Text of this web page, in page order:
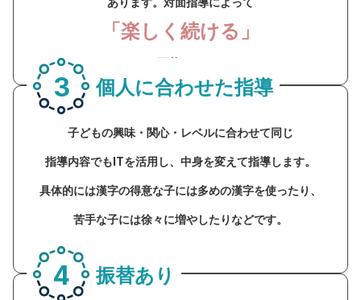
「楽しく続ける」
ことを可能にします。
3 個人に合わせた指導
子どもの興味・関心・レベルに合わせて同じ
指導内容でもITを活用し、中身を変えて指導します。
具体的には漢字の得意な子には多めの漢字を使ったり、
苦手な子には徐々に増やしたりなどです。
4 振替あり